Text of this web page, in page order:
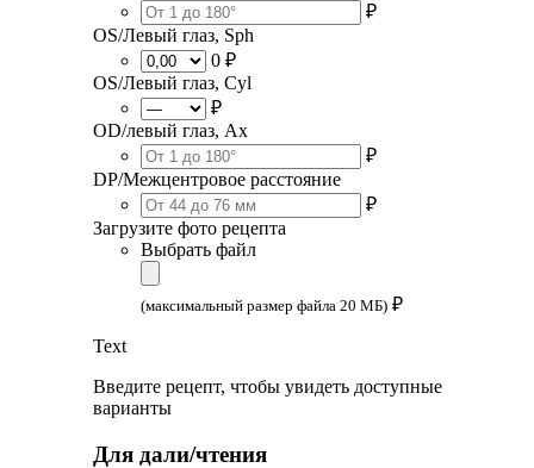
₽
OS/Левый глаз, Sph
0 ₽
OS/Левый глаз, Cyl
₽
OD/левый глаз, Ax
₽
DP/Межцентровое расстояние
₽
Загрузите фото рецепта
Выбрать файл
(максимальный размер файла 20 МБ) ₽
Text
Введите рецепт, чтобы увидеть доступные
варианты
Для дали/чтения